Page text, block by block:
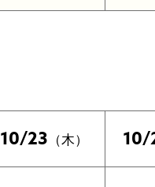
10/23 （木） 10/